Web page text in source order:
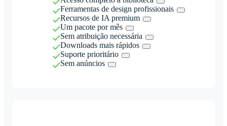
Ferramentas de design profissionais
Recursos de IA premium
Um pacote por mês
Sem atribuição necessária
Downloads mais rápidos
Suporte prioritário
Sem anúncios